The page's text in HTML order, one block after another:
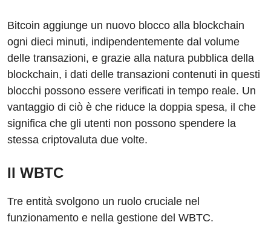
Bitcoin aggiunge un nuovo blocco alla blockchain
ogni dieci minuti, indipendentemente dal volume
delle transazioni, e grazie alla natura pubblica della
blockchain, i dati delle transazioni contenuti in questi
blocchi possono essere verificati in tempo reale. Un
vantaggio di ciò è che riduce la doppia spesa, il che
significa che gli utenti non possono spendere la
stessa criptovaluta due volte.
Il WBTC
Tre entità svolgono un ruolo cruciale nel
funzionamento e nella gestione del WBTC.